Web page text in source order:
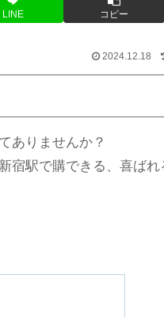
LINE コピー
2024.12.18
ありませんか？
宿駅で購できる、喜ばれ